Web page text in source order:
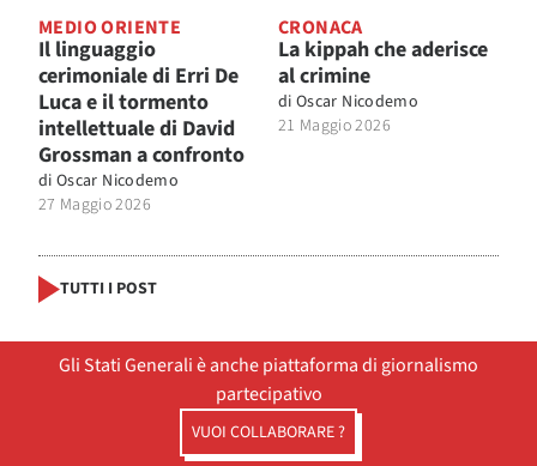
MEDIO ORIENTE
Il linguaggio
cerimoniale di Erri De
Luca e il tormento
intellettuale di David
Grossman a confronto
di Oscar Nicodemo
27 Maggio 2026
CRONACA
La kippah che aderisce
al crimine
di Oscar Nicodemo
21 Maggio 2026
TUTTI I POST
Gli Stati Generali è anche piattaforma di giornalismo
partecipativo
VUOI COLLABORARE ?